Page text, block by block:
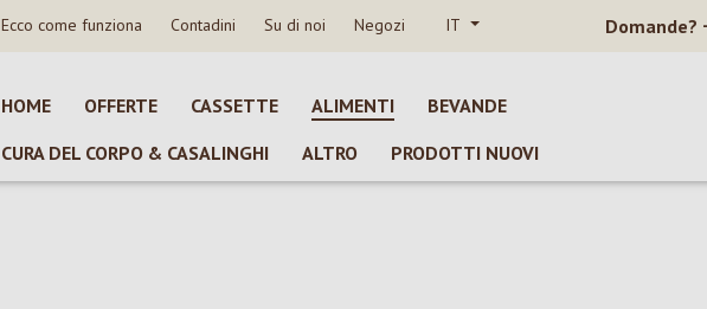
Ecco come funziona Contadini Su di noi Negozi IT Domande?
HOME OFFERTE CASSETTE ALIMENTI
BEVANDE
CURA DEL CORPO & CASALINGHI
ALTRO PRODOTTI NUOVI